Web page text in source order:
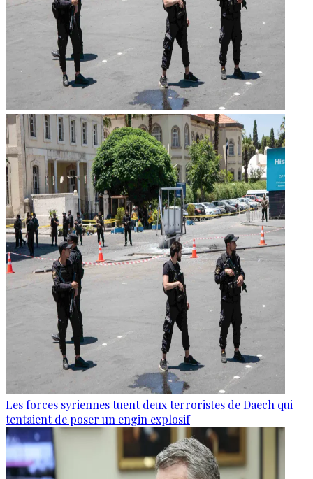
Les forces syriennes tuent deux terroristes de Daech qui
tentaient de poser un engin explosif